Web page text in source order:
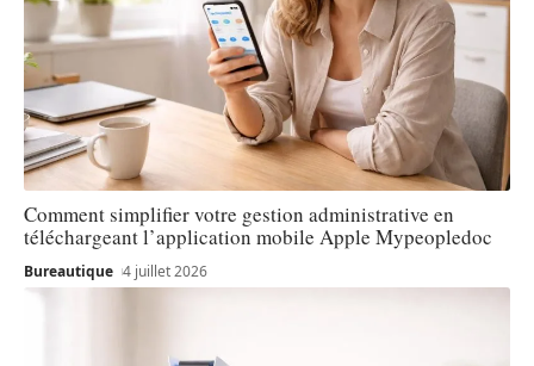
Comment simplifier votre gestion administrative en
téléchargeant l’application mobile Apple Mypeopledoc
Bureautique 4 juillet 2026